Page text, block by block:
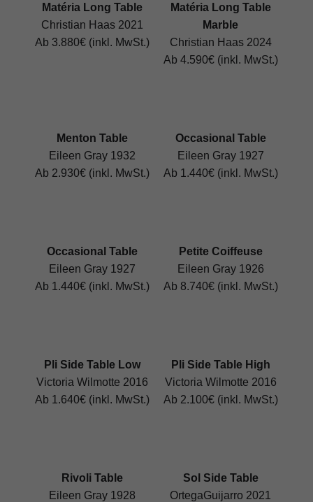
Matéria Long Table
Christian Haas 2021
Ab 3.880€ (inkl. MwSt.)
Matéria Long Table
Marble
Christian Haas 2024
Ab 4.590€ (inkl. MwSt.)
Menton Table
Eileen Gray 1932
Ab 2.930€ (inkl. MwSt.)
Occasional Table
Eileen Gray 1927
Ab 1.440€ (inkl. MwSt.)
Occasional Table
Eileen Gray 1927
Ab 1.440€ (inkl. MwSt.)
Petite Coiffeuse
Eileen Gray 1926
Ab 8.740€ (inkl. MwSt.)
Pli Side Table Low
Victoria Wilmotte 2016
Ab 1.640€ (inkl. MwSt.)
Pli Side Table High
Victoria Wilmotte 2016
Ab 2.100€ (inkl. MwSt.)
Rivoli Table
Eileen Gray 1928
Sol Side Table
OrtegaGuijarro 2021